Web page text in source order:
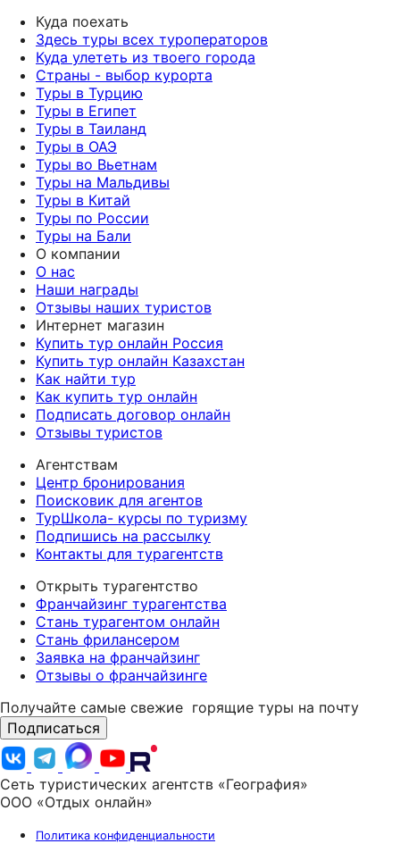
Куда поехать
Здесь туры всех туроператоров
Куда улететь из твоего города
Страны - выбор курорта
Туры в Турцию
Туры в Египет
Туры в Таиланд
Туры в ОАЭ
Туры во Вьетнам
Туры на Мальдивы
Туры в Китай
Туры по России
Туры на Бали
О компании
О нас
Наши награды
Отзывы наших туристов
Интернет магазин
Купить тур онлайн Россия
Купить тур онлайн Казахстан
Как найти тур
Как купить тур онлайн
Подписать договор онлайн
Отзывы туристов
Агентствам
Центр бронирования
Поисковик для агентов
ТурШкола- курсы по туризму
Подпишись на рассылку
Контакты для турагентств
Открыть турагентство
Франчайзинг турагентства
Стань турагентом онлайн
Стань фрилансером
Заявка на франчайзинг
Отзывы о франчайзинге
Получайте самые свежие горящие туры на почту
Подписаться
Сеть туристических агентств «География»
ООО «Отдых онлайн»
Политика конфиденциальности